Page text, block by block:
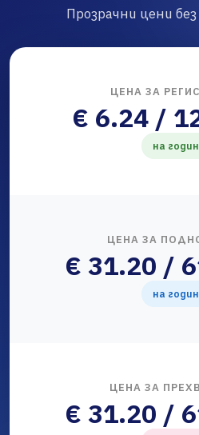
Прозрачни цени
ЦЕНА ЗА
€ 6.24 /
на
ЦЕНА ЗА
€ 31.20 /
на
ЦЕНА ЗА
€ 31.20 /